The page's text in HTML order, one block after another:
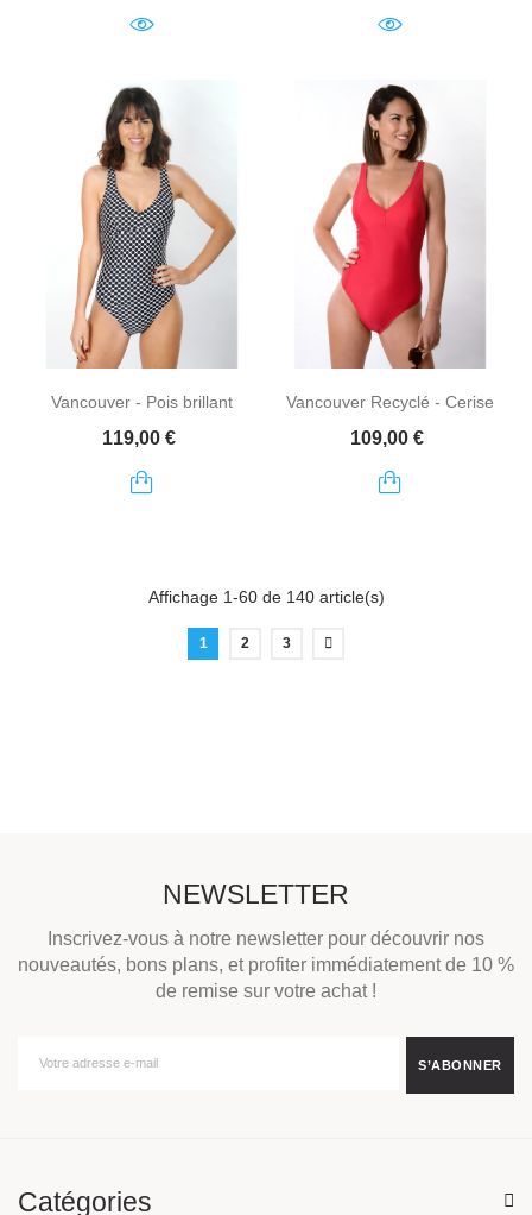
Vancouver - Pois brillant
Prix
119,00 €
Vancouver Recyclé - Cerise
Prix
109,00 €
Affichage 1-60 de 140 article(s)
1 2 3
NEWSLETTER
Inscrivez-vous à notre newsletter pour découvrir nos
nouveautés, bons plans, et profiter immédiatement de 10 %
de remise sur votre achat !
Catégories